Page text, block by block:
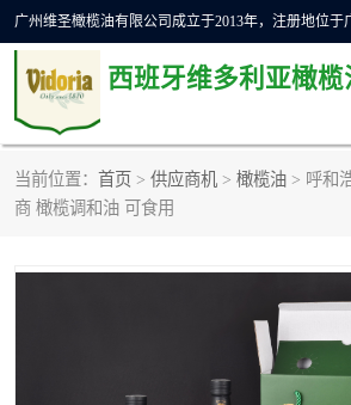
西班牙维多利亚橄榄
当前位置： 首页 > 供应商机 > 橄榄油 > 呼和
商 橄榄调和油 可食用
橄榄油